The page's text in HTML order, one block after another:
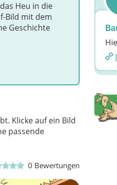
Heu in die
Bild mit dem
Geschichte
Klicke auf ein Bild
passende
0 Bewertungen